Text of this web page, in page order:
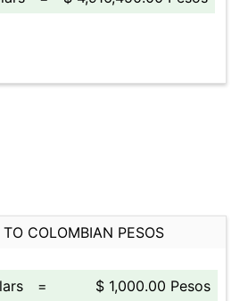
COLOMBIAN PESOS
=
$ 1,000.00 Pesos